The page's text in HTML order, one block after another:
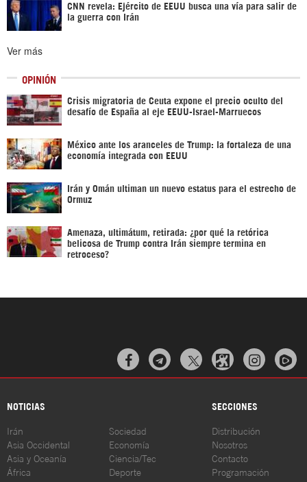
CNN revela: Ejército de EEUU busca una vía para salir de
la guerra con Irán
Ver más
OPINIÓN
Crisis migratoria de Ceuta expone el precio oculto del
desafío de España al eje EEUU-Israel-Marruecos
México ante los aranceles de Trump: la fortaleza de una
economía integrada con EEUU
Irán y Omán ultiman un nuevo estatus para el estrecho de
Ormuz
Amenaza, ultimátum, retirada: ¿por qué la retórica
belicosa de Trump contra Irán siempre termina en
retroceso?
  
NOTICIAS SECCIONES
Irán
Asia Occidental
Asia y Oceanía
África
Sociedad
Economía
Ciencia/Tec
Deporte
Distribución
Nosotros
Contacto
Programación